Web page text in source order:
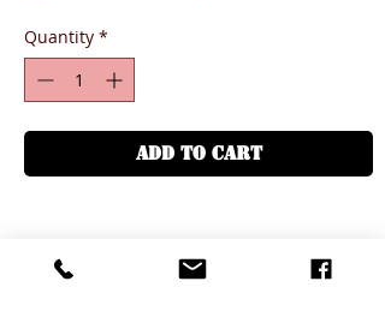
Quantity *
ADD TO CART